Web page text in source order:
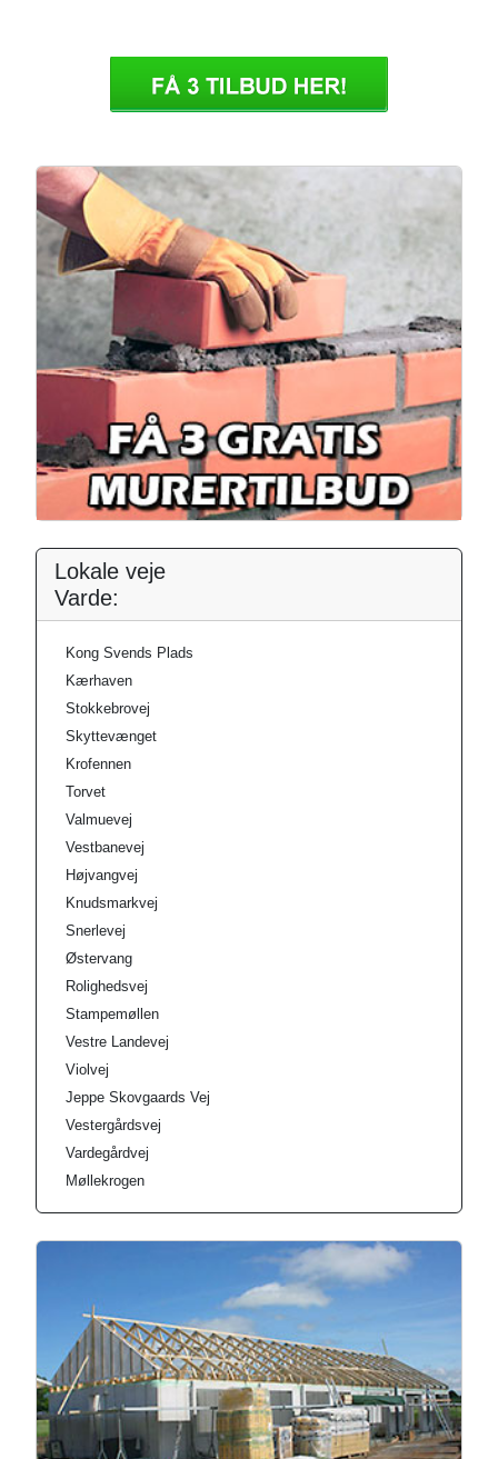
Lokale veje
Varde:
Kong Svends Plads
Kærhaven
Stokkebrovej
Skyttevænget
Krofennen
Torvet
Valmuevej
Vestbanevej
Højvangvej
Knudsmarkvej
Snerlevej
Østervang
Rolighedsvej
Stampemøllen
Vestre Landevej
Violvej
Jeppe Skovgaards Vej
Vestergårdsvej
Vardegårdvej
Møllekrogen